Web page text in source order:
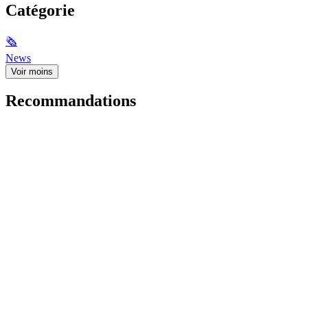
Catégorie
🗞
News
Voir moins
Recommandations